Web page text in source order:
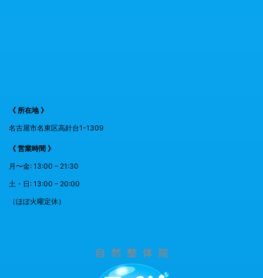
《 所在地 》
名古屋市名東区高針台1-1309
《 営業時間 》
月〜金: 13:00 – 21:30
土・日: 13:00 – 20:00
（ほぼ火曜定休）